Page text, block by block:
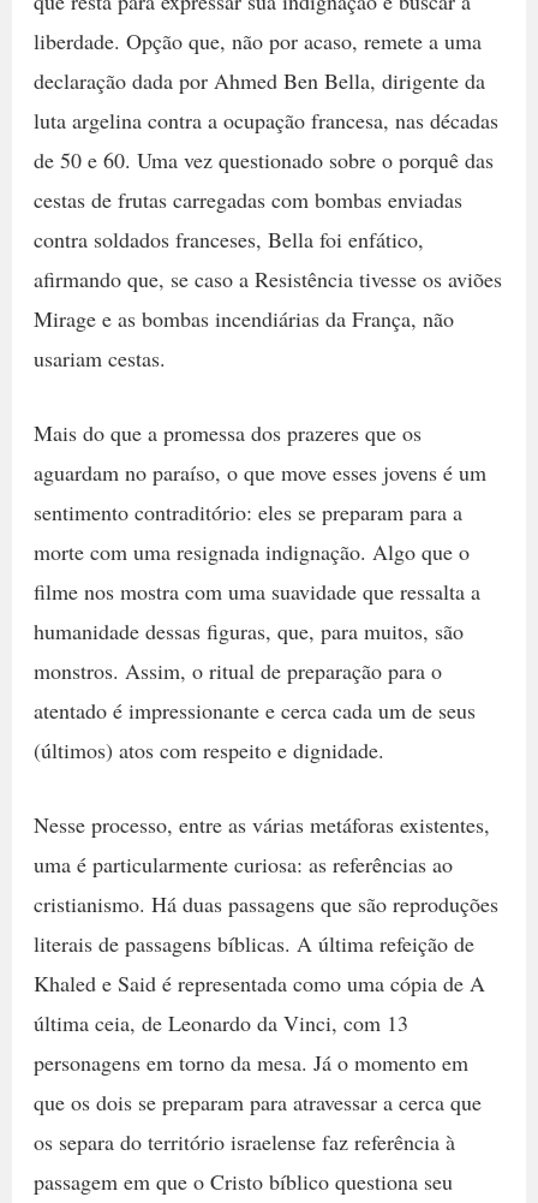
liberdade. Opção que, não por acaso, remete a uma
declaração dada por Ahmed Ben Bella, dirigente da
luta argelina contra a ocupação francesa, nas décadas
de 50 e 60. Uma vez questionado sobre o porquê das
cestas de frutas carregadas com bombas enviadas
contra soldados franceses, Bella foi enfático,
afirmando que, se caso a Resistência tivesse os aviões
Mirage e as bombas incendiárias da França, não
usariam cestas.
Mais do que a promessa dos prazeres que os
aguardam no paraíso, o que move esses jovens é um
sentimento contraditório: eles se preparam para a
morte com uma resignada indignação. Algo que o
filme nos mostra com uma suavidade que ressalta a
humanidade dessas figuras, que, para muitos, são
monstros. Assim, o ritual de preparação para o
atentado é impressionante e cerca cada um de seus
(últimos) atos com respeito e dignidade.
Nesse processo, entre as várias metáforas existentes,
uma é particularmente curiosa: as referências ao
cristianismo. Há duas passagens que são reproduções
literais de passagens bíblicas. A última refeição de
Khaled e Said é representada como uma cópia de A
última ceia, de Leonardo da Vinci, com 13
personagens em torno da mesa. Já o momento em
que os dois se preparam para atravessar a cerca que
os separa do território israelense faz referência à
passagem em que o Cristo bíblico questiona seu